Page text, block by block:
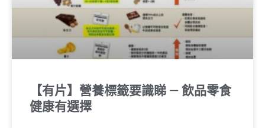
【有片】營養標籤要識睇 — 飲品零食
健康有選擇